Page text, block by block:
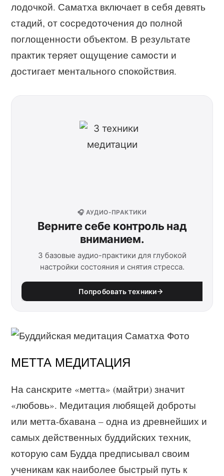
лодочкой. Саматха включает в себя девять
стадий, от сосредоточения до полной
поглощенности объектом. В результате
практик теряет ощущение самости и
достигает ментального спокойствия.
🎧 АУДИО-ПРАКТИКИ
Верните себе контроль над
вниманием.
3 базовые аудио-практики для глубокой
настройки состояния и снятия стресса.
Попробовать техники
МЕТТА МЕДИТАЦИЯ
На санскрите «метта» (майтри) значит
«любовь». Медитация любящей доброты
или метта-бхавана – одна из древнейших и
самых действенных буддийских техник,
которую сам Будда предписывал своим
ученикам как наиболее быстрый путь к